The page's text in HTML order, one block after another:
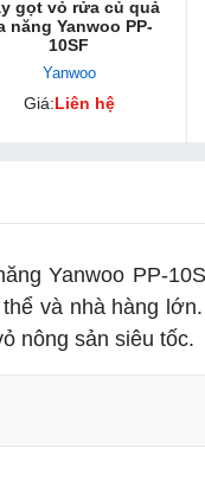
gọt vỏ rửa củ quả
năng Yanwoo PP-
10SF
Yanwoo
Giá:Liên hệ
Yanwoo PP-
và nhà hàng
nông sản siêu tốc.